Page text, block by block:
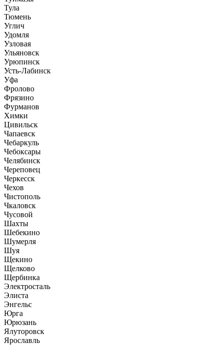
Тула
Тюмень
Углич
Удомля
Узловая
Ульяновск
Урюпинск
Усть-Лабинск
Уфа
Фролово
Фрязино
Фурманов
Химки
Цивильск
Чапаевск
Чебаркуль
Чебоксары
Челябинск
Череповец
Черкесск
Чехов
Чистополь
Чкаловск
Чусовой
Шахты
Шебекино
Шумерля
Шуя
Щекино
Щелково
Щербинка
Электросталь
Элиста
Энгельс
Юрга
Юрюзань
Ялуторовск
Ярославль